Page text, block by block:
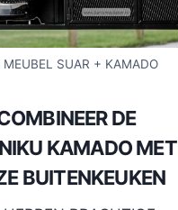
MEUBEL SUAR + KAMADO
DE
KAMADO MET
BUITENKEUKEN